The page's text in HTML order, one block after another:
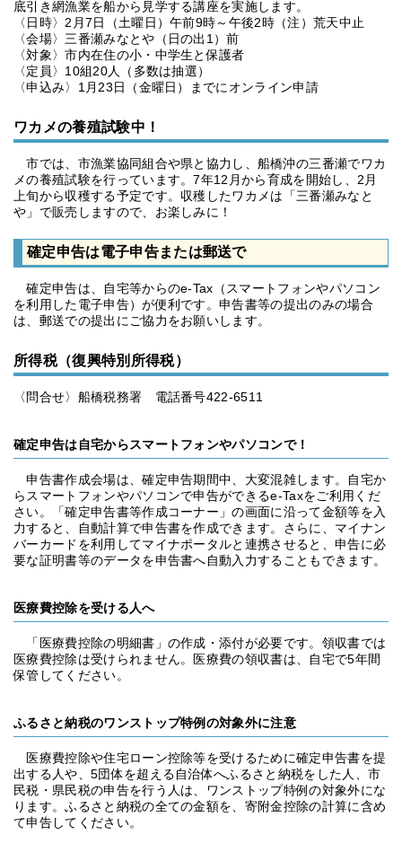
底引き網漁業を船から見学する講座を実施します。
〈日時〉2月7日（土曜日）午前9時～午後2時（注）荒天中止
〈会場〉三番瀬みなとや（日の出1）前
〈対象〉市内在住の小・中学生と保護者
〈定員〉10組20人（多数は抽選）
〈申込み〉1月23日（金曜日）までにオンライン申請
ワカメの養殖試験中！
市では、市漁業協同組合や県と協力し、船橋沖の三番瀬でワカ
メの養殖試験を行っています。7年12月から育成を開始し、2月
上旬から収穫する予定です。収穫したワカメは「三番瀬みなと
や」で販売しますので、お楽しみに！
確定申告は電子申告または郵送で
確定申告は、自宅等からのe-Tax（スマートフォンやパソコン
を利用した電子申告）が便利です。申告書等の提出のみの場合
は、郵送での提出にご協力をお願いします。
所得税（復興特別所得税）
〈問合せ〉船橋税務署 電話番号422-6511
確定申告は自宅からスマートフォンやパソコンで！
申告書作成会場は、確定申告期間中、大変混雑します。自宅か
らスマートフォンやパソコンで申告ができるe-Taxをご利用くだ
さい。「確定申告書等作成コーナー」の画面に沿って金額等を入
力すると、自動計算で申告書を作成できます。さらに、マイナン
バーカードを利用してマイナポータルと連携させると、申告に必
要な証明書等のデータを申告書へ自動入力することもできます。
医療費控除を受ける人へ
「医療費控除の明細書」の作成・添付が必要です。領収書では
医療費控除は受けられません。医療費の領収書は、自宅で5年間
保管してください。
ふるさと納税のワンストップ特例の対象外に注意
医療費控除や住宅ローン控除等を受けるために確定申告書を提
出する人や、5団体を超える自治体へふるさと納税をした人、市
民税・県民税の申告を行う人は、ワンストップ特例の対象外にな
ります。ふるさと納税の全ての金額を、寄附金控除の計算に含め
て申告してください。